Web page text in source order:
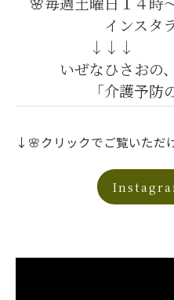
インスタライ
↓↓↓
いぜなひさおの、
「介護予防の
↓🌸クリックでご覧いただ